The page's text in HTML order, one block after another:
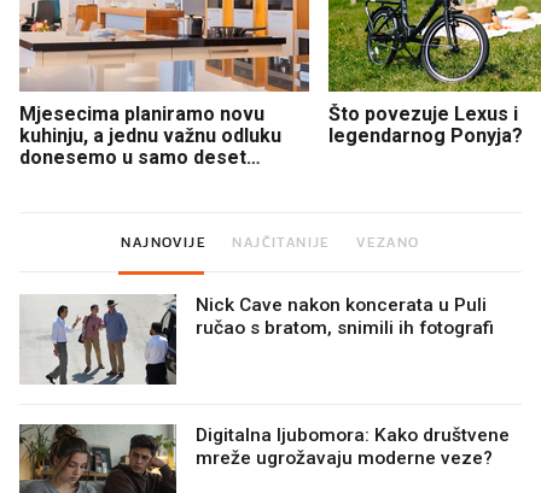
Mjesecima planiramo novu
kuhinju, a jednu važnu odluku
donesemo u samo deset
Što povezuje Lexus i
legendarnog Ponyja?
NAJNOVIJE NAJČITANIJE VEZANO
Nick Cave nakon koncerata u Puli
ručao s bratom, snimili ih fotografi
Digitalna ljubomora: Kako društvene
mreže ugrožavaju moderne veze?